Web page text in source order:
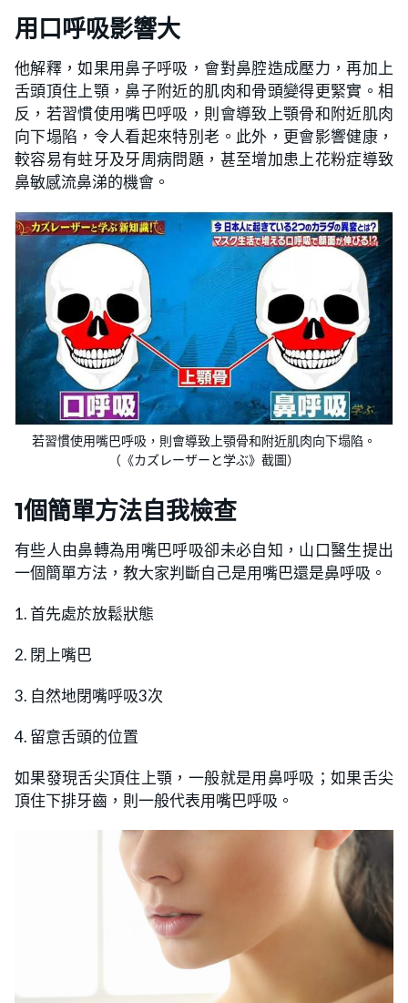
用口呼吸影響大
他解釋，如果用鼻子呼吸，會對鼻腔造成壓力，再加上
舌頭頂住上顎，鼻子附近的肌肉和骨頭變得更緊實。相
反，若習慣使用嘴巴呼吸，則會導致上顎骨和附近肌肉
向下塌陷，令人看起來特別老。此外，更會影響健康，
較容易有蛀牙及牙周病問題，甚至增加患上花粉症導致
鼻敏感流鼻涕的機會。
若習慣使用嘴巴呼吸，則會導致上顎骨和附近肌肉向下塌陷。
（《カズレーザーと学ぶ》截圖）
1個簡單方法自我檢查
有些人由鼻轉為用嘴巴呼吸卻未必自知，山口醫生提出
一個簡單方法，教大家判斷自己是用嘴巴還是鼻呼吸。
1. 首先處於放鬆狀態
2. 閉上嘴巴
3. 自然地閉嘴呼吸3次
4. 留意舌頭的位置
如果發現舌尖頂住上顎，一般就是用鼻呼吸；如果舌尖
頂住下排牙齒，則一般代表用嘴巴呼吸。